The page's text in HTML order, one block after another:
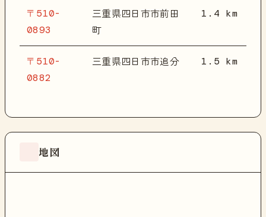
〒510-
0893
三重県四日市市前田
町
1.4 km
〒510-
0882
三重県四日市市追分 1.5 km
地図